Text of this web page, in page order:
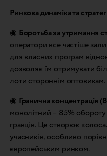
Ринкова динаміка та
◉ Боротьба за утримання
оператори все частіше
для власних програм
дозволяє їм отримувати
лоти стороннім оптовикам.
◉ Гранична концентрація
монолітний – 85%
гравців. Це створює
учасників, особливо
європейським ринком.